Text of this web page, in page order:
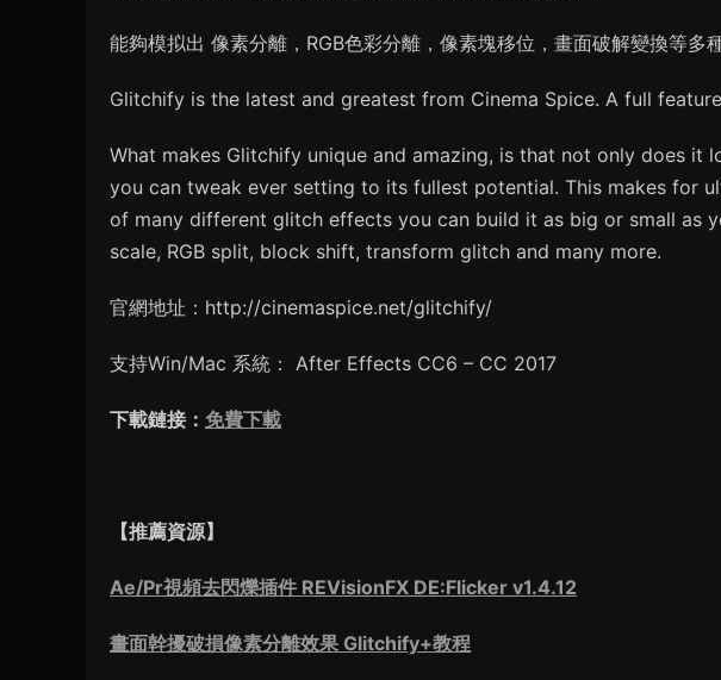
能夠模拟出 像素分離，RGB色彩分離，像素塊移位，畫面破解變換等多
Glitchify is the latest and greatest from Cinema Spice. A full
What makes Glitchify unique and amazing, is that not only does
you can tweak ever setting to its fullest potential. This makes for
of many different glitch effects you can build it as big or small as
scale, RGB split, block shift, transform glitch and many more.
官網地址：http://cinemaspice.net/glitchify/
支持Win/Mac 系統： After Effects CC6 – CC 2017
下載鏈接： 免費下載
【推薦資源】
Ae/Pr視頻去閃爍插件 REVisionFX DE:Flicker v1.4.12
畫面幹擾破損像素分離效果 Glitchify+教程